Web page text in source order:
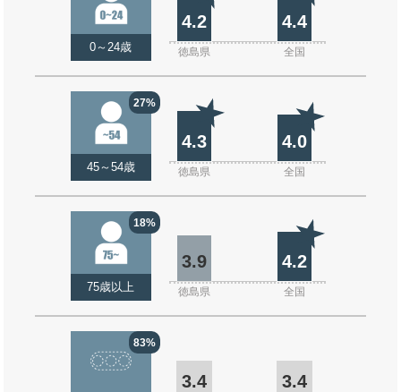
0～24歳
4.2 4.4
徳島県 全国
27%
45～54歳
4.3 4.0
徳島県 全国
18%
75歳以上
3.9 4.2
徳島県 全国
83%
3.4 3.4